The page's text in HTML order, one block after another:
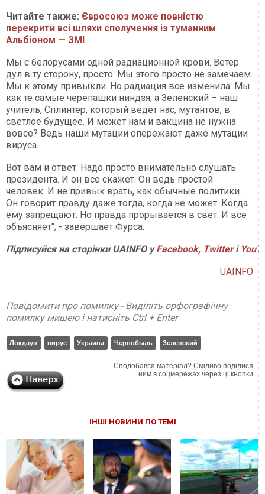
Читайте также: Євросоюз може повністю
перекрити всі шляхи сполучення із туманним
Альбіоном — ЗМІ
Мы с белорусами одной радиационной крови. Ветер
дул в ту сторону, просто. Мы этого просто не замечаем.
Мы к этому привыкли. Но радиация все изменила. Мы
как те самые черепашки ниндзя, а Зеленский – наш
учитель, Сплинтер, который ведет нас, мутантов, в
светлое будущее. И может нам и вакцина не нужна
вовсе? Ведь наши мутации опережают даже мутации
вируса.
Вот вам и ответ. Надо просто внимательно слушать
президента. И он все скажет. Он ведь простой
человек. И не привык врать, как обычные политики.
Он говорит правду даже тогда, когда не может. Когда
ему запрещают. Но правда прорывается в свет. И все
объясняет", - завершает Фурса.
Підписуйся на сторінки UAINFO уFacebook, Twitterі
UAINFO
Повідомити про помилку - Виділіть орфографічну
помилку мишею і натисніть Ctrl + Enter
Локдаун вирус Украина Чернобыль Зеленский
Сподобався матеріал? Сміливо поділися
ним в соцмережах через ці кнопки
ІНШІ НОВИНИ ПО ТЕМІ